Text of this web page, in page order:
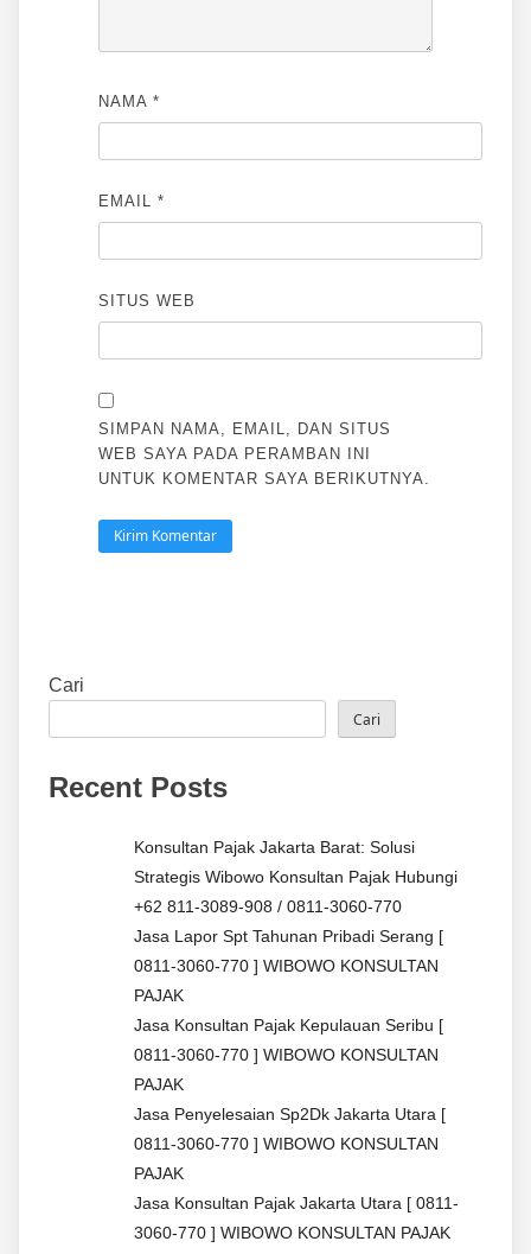
NAMA *
EMAIL *
SITUS WEB
SIMPAN NAMA, EMAIL, DAN SITUS
WEB SAYA PADA PERAMBAN INI
UNTUK KOMENTAR SAYA BERIKUTNYA.
Cari
Cari
Recent Posts
Konsultan Pajak Jakarta Barat: Solusi
Strategis Wibowo Konsultan Pajak Hubungi
+62 811-3089-908 / 0811-3060-770
Jasa Lapor Spt Tahunan Pribadi Serang [
0811-3060-770 ] WIBOWO KONSULTAN
PAJAK
Jasa Konsultan Pajak Kepulauan Seribu [
0811-3060-770 ] WIBOWO KONSULTAN
PAJAK
Jasa Penyelesaian Sp2Dk Jakarta Utara [
0811-3060-770 ] WIBOWO KONSULTAN
PAJAK
Jasa Konsultan Pajak Jakarta Utara [ 0811-
3060-770 ] WIBOWO KONSULTAN PAJAK